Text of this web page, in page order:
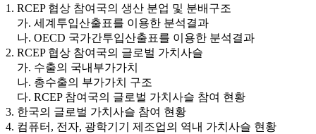
1. RCEP 협상 참여국의 생산 분업 및 분배구조
가. 세계투입산출표를 이용한 분석결과
나. OECD 국가간투입산출표를 이용한 분석결과
2. RCEP 협상 참여국의 글로벌 가치사슬
가. 수출의 국내부가가치
나. 총수출의 부가가치 구조
다. RCEP 참여국의 글로벌 가치사슬 참여 현황
3. 한국의 글로벌 가치사슬 참여 현황
4. 컴퓨터, 전자, 광학기기 제조업의 역내 가치사슬 현황